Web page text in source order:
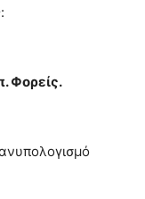
Φορείς.